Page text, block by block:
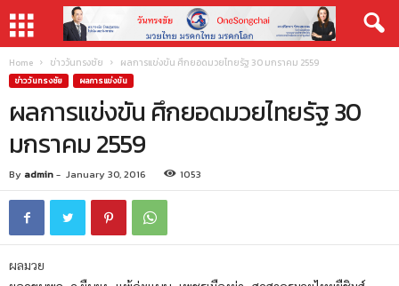
Home ข่าววันทรงชัย ผลการแข่งขัน ศึกยอดมวยไทยรัฐ 30 มกราคม 2559
ข่าววันทรงชัย ผลการแข่งขัน
ผลการแข่งขัน ศึกยอดมวยไทยรัฐ 30
มกราคม 2559
By admin- January 30, 2016 1053
ผลมวย